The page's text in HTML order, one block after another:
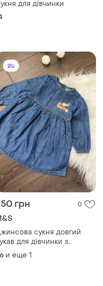
для дівчинки
грн 0
сукня довгий
для дівчинки з
лисичкою квітами
осінь 12-18 см 80 86 см
и еще 1